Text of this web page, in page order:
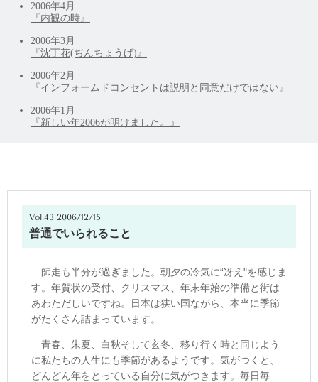
2006年4月
『内観の時』
2006年3月
『沈丁花(ぢんちょうげ)』
2006年2月
『インフォームドコンセントは説明と同意だけではない』
2006年1月
『新しい年2006が明けました。』
Vol.43 2006/12/15
普通でいられること
師走も半分が過ぎました。朝夕の冷気に“冴え"を感じま
す。年賀状の受付、クリスマス、年末年始の準備と街は
あわただしいですね。日本は狭い国ながら、本当に季節
がたくさん詰まっています。
青春、朱夏、白秋そして玄冬、移り行く時と同じよう
に私たちの人生にも季節があるようです。気がつくと、
どんどん年をとっている自分に気がつきます。毎日毎